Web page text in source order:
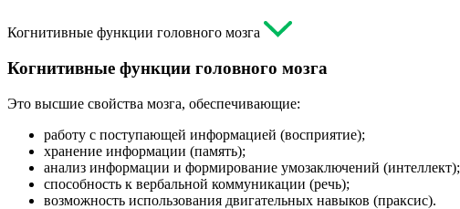
Когнитивные функции головного мозга
Когнитивные функции головного мозга
Это высшие свойства мозга, обеспечивающие:
работу с поступающей информацией (восприятие);
хранение информации (память);
анализ информации и формирование умозаключений (интеллект);
способность к вербальной коммуникации (речь);
возможность использования двигательных навыков (праксис).